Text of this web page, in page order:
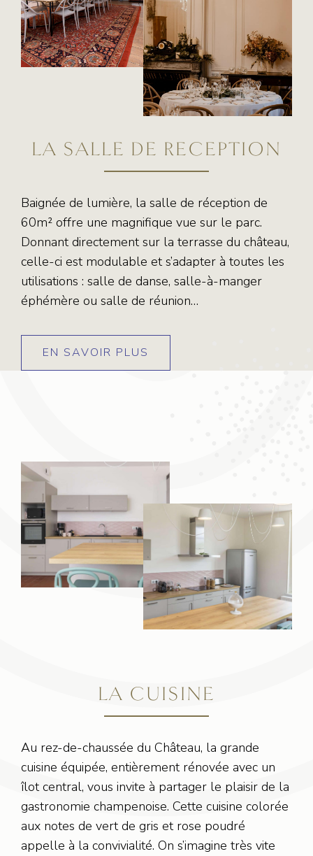
LA SALLE DE RÉCEPTION
Baignée de lumière, la salle de réception de
60m² offre une magnifique vue sur le parc.
Donnant directement sur la terrasse du château,
celle-ci est modulable et s’adapter à toutes les
utilisations : salle de danse, salle-à-manger
éphémère ou salle de réunion…
EN SAVOIR PLUS
LA CUISINE
Au rez-de-chaussée du Château, la grande
cuisine équipée, entièrement rénovée avec un
îlot central, vous invite à partager le plaisir de la
gastronomie champenoise. Cette cuisine colorée
aux notes de vert de gris et rose poudré
appelle à la convivialité. On s’imagine très vite